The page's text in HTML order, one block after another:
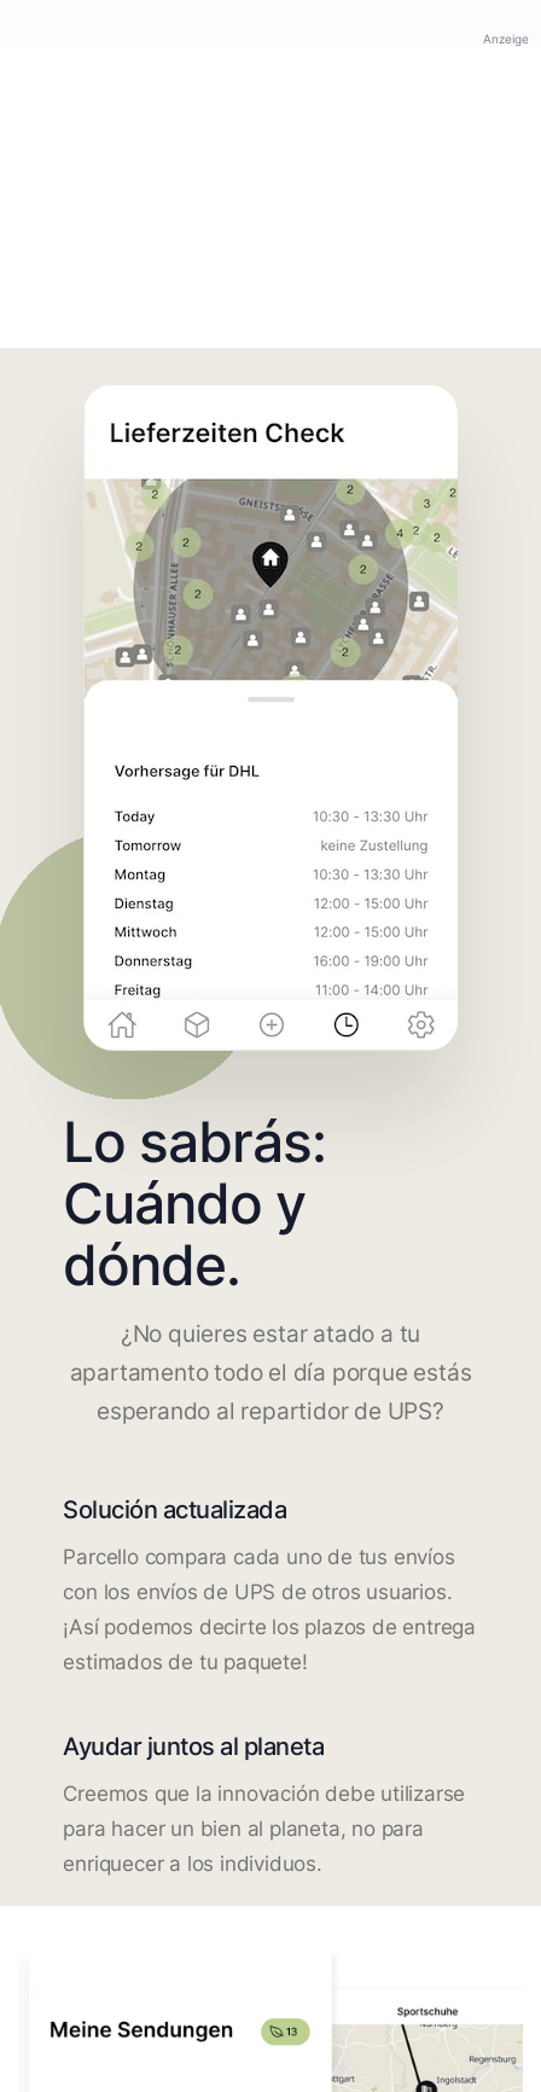
Anzeige
Lo sabrás:
Cuándo y
dónde.
¿No quieres estar atado a tu
apartamento todo el día porque estás
esperando al repartidor de UPS?
Solución actualizada
Parcello compara cada uno de tus envíos
con los envíos de UPS de otros usuarios.
¡Así podemos decirte los plazos de entrega
estimados de tu paquete!
Ayudar juntos al planeta
Creemos que la innovación debe utilizarse
para hacer un bien al planeta, no para
enriquecer a los individuos.